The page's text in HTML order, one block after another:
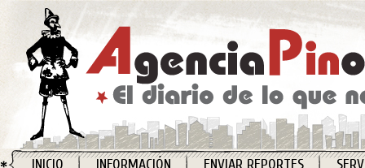
INICIO INFORMACIÓN ENVIAR REPORTES